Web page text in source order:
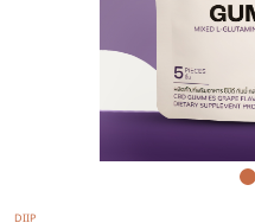
DIIP